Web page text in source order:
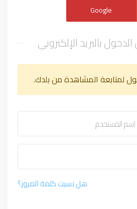
Google
بالبريد الإلكتروني
لمتابعة المشاهدة من بلدك.
هل نسيت كلمة المرور؟